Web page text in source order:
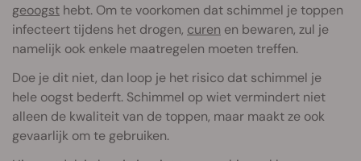
geoogst hebt. Om te voorkomen dat schimmel je toppen
infecteert tijdens het drogen, curen en bewaren, zul je
namelijk ook enkele maatregelen moeten treffen.
Doe je dit niet, dan loop je het risico dat schimmel je
hele oogst bederft. Schimmel op wiet vermindert niet
alleen de kwaliteit van de toppen, maar maakt ze ook
gevaarlijk om te gebruiken.